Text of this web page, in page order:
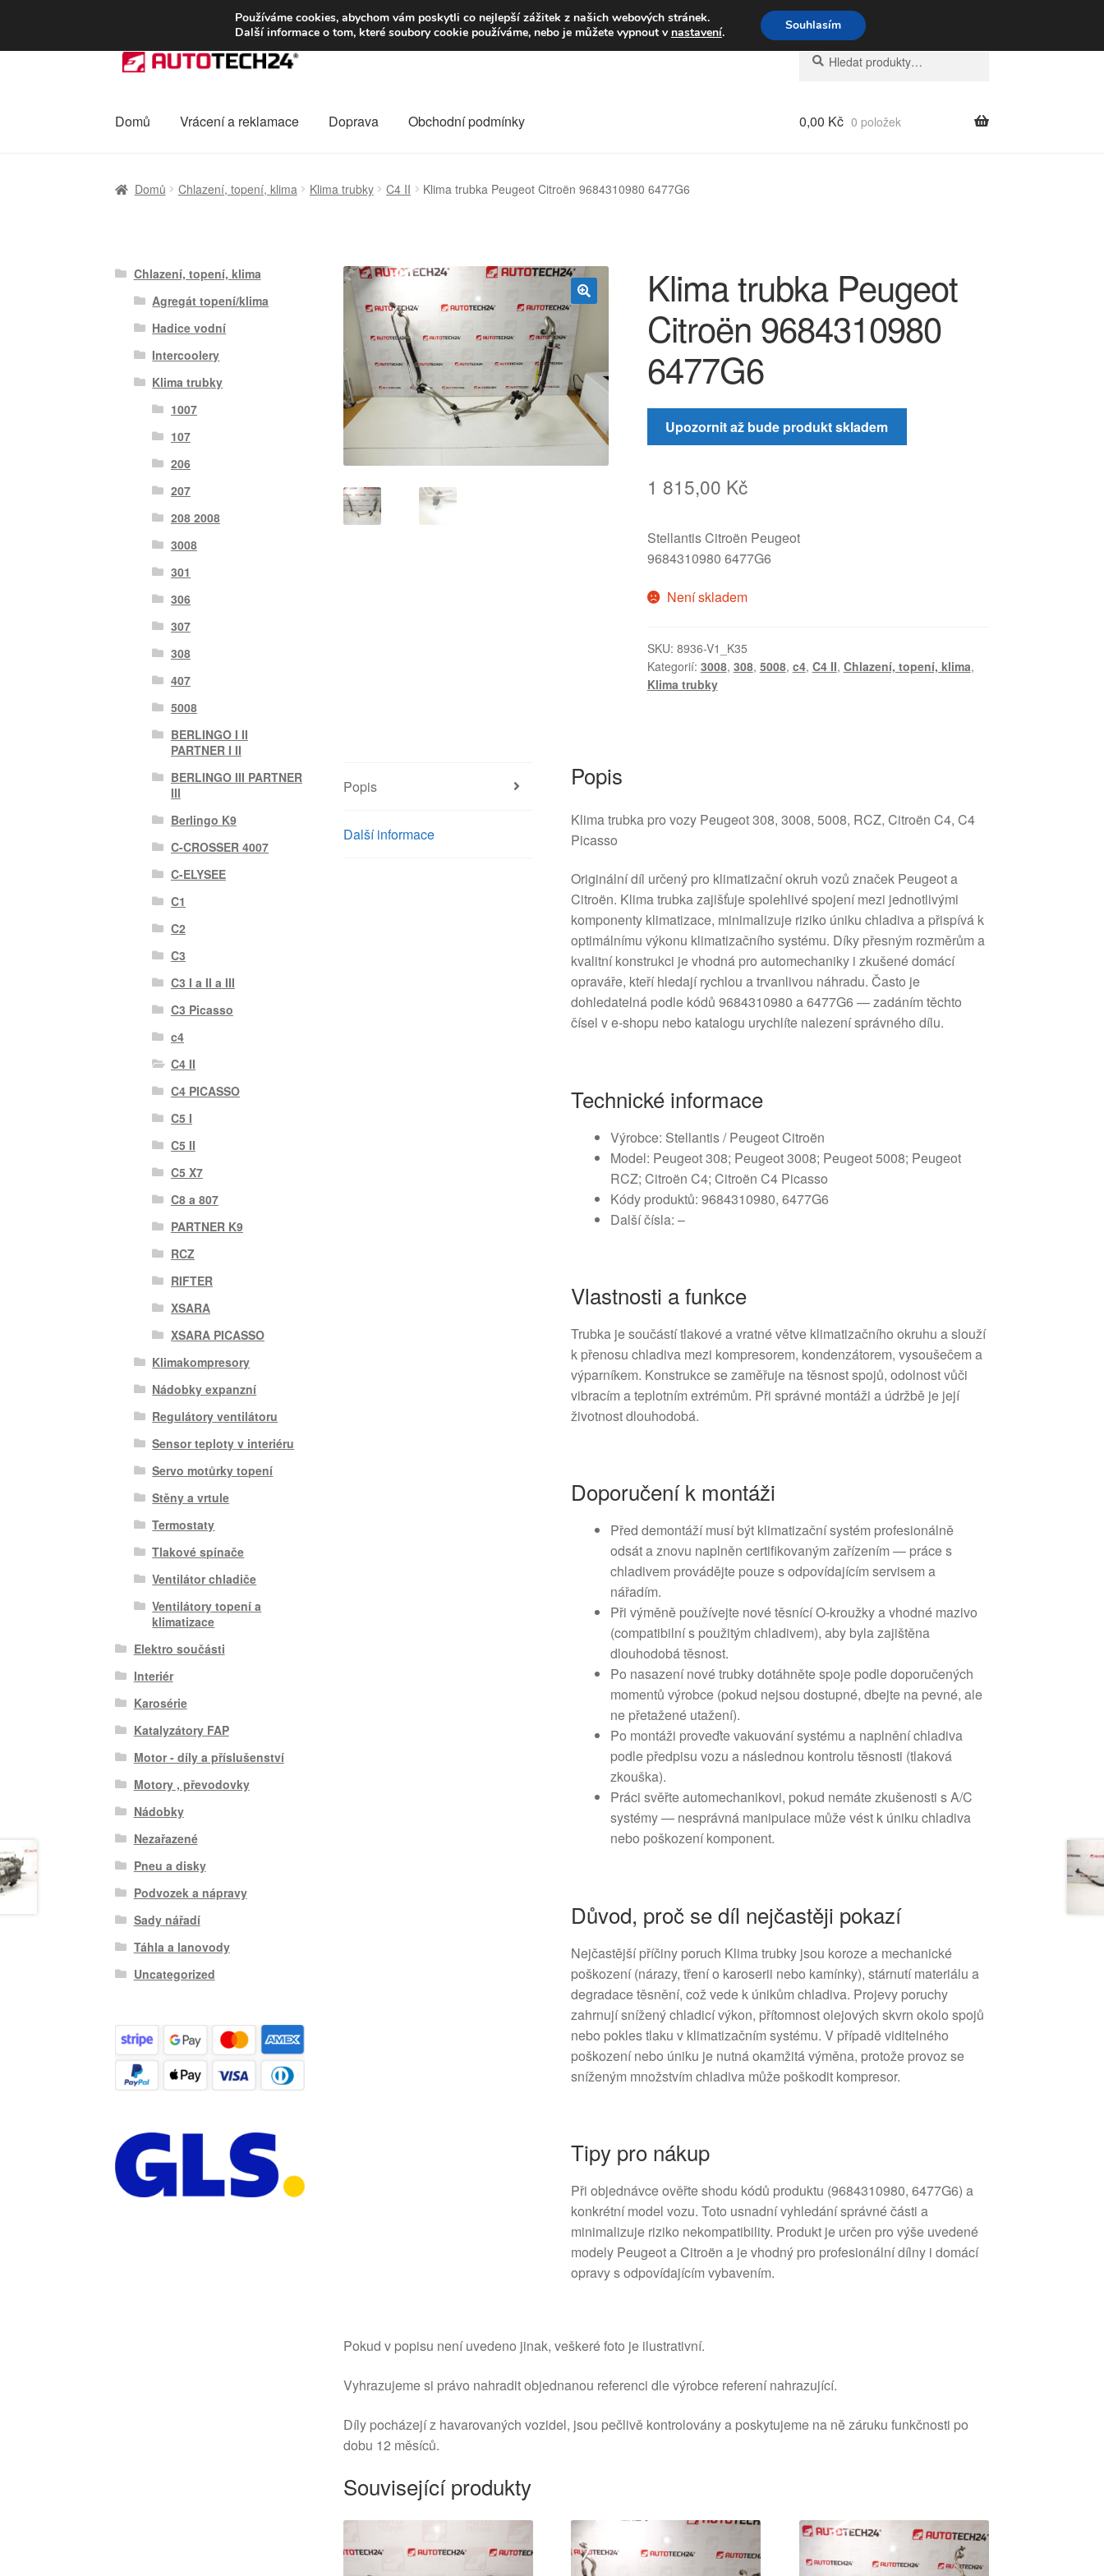
DOPRAVA od 139,-Kč Volejte po-pá 9-16 704 494 494
Přeskočit
na
Přejít
webu
Hledat:
Hledat
Domů Vrácení a reklamace Doprava Obchodní podmínky 0,00 Kč 0 položek
Domů Chlazení, topení, klima Klima trubky C4 II Klima trubka Peugeot Citroën 9684310980 6477G6
🔍
Klima trubka Peugeot
Citroën 9684310980
6477G6
Upozornit až bude produkt skladem
1 815,00 Kč
Stellantis Citroën Peugeot
9684310980 6477G6
Není skladem
SKU: 8936-V1_K35
Kategorií: 3008, 308, 5008, c4, C4 II, Chlazení, topení, klima,
Klima trubky
Popis
Další informace
Popis
Klima trubka pro vozy Peugeot 308, 3008, 5008, RCZ, Citroën C4, C4
Picasso
Originální díl určený pro klimatizační okruh vozů značek Peugeot a
Citroën. Klima trubka zajišťuje spolehlivé spojení mezi jednotlivými
komponenty klimatizace, minimalizuje riziko úniku chladiva a přispívá k
optimálnímu výkonu klimatizačního systému. Díky přesným rozměrům a
kvalitní konstrukci je vhodná pro automechaniky i zkušené domácí
opraváře, kteří hledají rychlou a trvanlivou náhradu. Často je
dohledatelná podle kódů 9684310980 a 6477G6 — zadáním těchto
čísel v e‑shopu nebo katalogu urychlíte nalezení správného dílu.
Technické informace
Výrobce: Stellantis / Peugeot Citroën
Model: Peugeot 308; Peugeot 3008; Peugeot 5008; Peugeot
RCZ; Citroën C4; Citroën C4 Picasso
Kódy produktů: 9684310980, 6477G6
Další čísla: –
Vlastnosti a funkce
Trubka je součástí tlakové a vratné větve klimatizačního okruhu a slouží
k přenosu chladiva mezi kompresorem, kondenzátorem, vysoušečem a
výparníkem. Konstrukce se zaměřuje na těsnost spojů, odolnost vůči
vibracím a teplotním extrémům. Při správné montáži a údržbě je její
životnost dlouhodobá.
Doporučení k montáži
Před demontáží musí být klimatizační systém profesionálně
odsát a znovu naplněn certifikovaným zařízením — práce s
chladivem provádějte pouze s odpovídajícím servisem a
nářadím.
Při výměně používejte nové těsnící O‑kroužky a vhodné mazivo
(compatibilní s použitým chladivem), aby byla zajištěna
dlouhodobá těsnost.
Po nasazení nové trubky dotáhněte spoje podle doporučených
momentů výrobce (pokud nejsou dostupné, dbejte na pevné, ale
ne přetažené utažení).
Po montáži proveďte vakuování systému a naplnění chladiva
podle předpisu vozu a následnou kontrolu těsnosti (tlaková
zkouška).
Práci svěřte automechanikovi, pokud nemáte zkušenosti s A/C
systémy — nesprávná manipulace může vést k úniku chladiva
nebo poškození komponent.
Důvod, proč se díl nejčastěji pokazí
Nejčastější příčiny poruch Klima trubky jsou koroze a mechanické
poškození (nárazy, tření o karoserii nebo kamínky), stárnutí materiálu a
degradace těsnění, což vede k únikům chladiva. Projevy poruchy
zahrnují snížený chladicí výkon, přítomnost olejových skvrn okolo spojů
nebo pokles tlaku v klimatizačním systému. V případě viditelného
poškození nebo úniku je nutná okamžitá výměna, protože provoz se
sníženým množstvím chladiva může poškodit kompresor.
Tipy pro nákup
Při objednávce ověřte shodu kódů produktu (9684310980, 6477G6) a
konkrétní model vozu. Toto usnadní vyhledání správné části a
minimalizuje riziko nekompatibility. Produkt je určen pro výše uvedené
modely Peugeot a Citroën a je vhodný pro profesionální dílny i domácí
opravy s odpovídajícím vybavením.
Pokud v popisu není uvedeno jinak, veškeré foto je ilustrativní.
Vyhrazujeme si právo nahradit objednanou referenci dle výrobce referení nahrazující.
Díly pocházejí z havarovaných vozidel, jsou pečlivě kontrolovány a poskytujeme na ně záruku funkčnosti po
dobu 12 měsíců.
Související produkty
Chlazení, topení, klima
Agregát topení/klima
Hadice vodní
Intercoolery
Klima trubky
1007
107
206
207
208 2008
3008
301
306
307
308
407
5008
BERLINGO I II
PARTNER I II
BERLINGO III PARTNER
III
Berlingo K9
C-CROSSER 4007
C-ELYSEE
C1
C2
C3
C3 I a II a III
C3 Picasso
c4
C4 II
C4 PICASSO
C5 I
C5 II
C5 X7
C8 a 807
PARTNER K9
RCZ
RIFTER
XSARA
XSARA PICASSO
Klimakompresory
Nádobky expanzní
Regulátory ventilátoru
Sensor teploty v interiéru
Servo motůrky topení
Stěny a vrtule
Termostaty
Tlakové spínače
Ventilátor chladiče
Ventilátory topení a
klimatizace
Elektro součásti
Interiér
Karosérie
Katalyzátory FAP
Motor - díly a příslušenství
Motory , převodovky
Nádobky
Nezařazené
Pneu a disky
Podvozek a nápravy
Sady nářadí
Táhla a lanovody
Uncategorized
Používáme cookies, abychom vám poskytli co nejlepší zážitek z našich webových stránek.
Další informace o tom, které soubory cookie používáme, nebo je můžete vypnout v nastavení. Souhlasím